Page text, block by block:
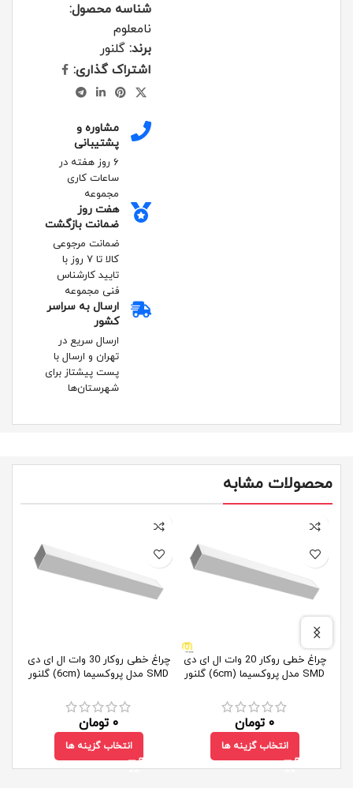
شناسه محصول:
نامعلوم
برند:گلنور
اشتراک گذاری:
مشاوره و
پشتیبانی
۶ روز هفته در
ساعات کاری
مجموعه
هفت روز
ضمانت بازگشت
ضمانت مرجوعی
کالا تا ۷ روز با
تایید کارشناس
فنی مجموعه
ارسال به سراسر
کشور
ارسال سریع در
تهران و ارسال با
پست پیشتاز برای
شهرستان‌ها
محصولات مشابه
چراغ خطی روکار 20 وات ال ای دی
SMD مدل پروکسیما (6cm) گلنور
۰ تومان
انتخاب گزینه ها
چراغ خطی روکار 30 وات ال ای دی
SMD مدل پروکسیما (6cm) گلنور
۰ تومان
انتخاب گزینه ها